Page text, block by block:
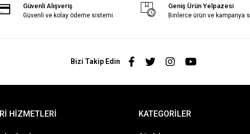
Güvenli Alışveriş
Güvenli ve kolay ödeme sistemi
Geniş Ürün Yelpazesi
Binlerce ürün ve kampanya
Bizi Takip Edin
HİZMETLERİ KATEGORİLER